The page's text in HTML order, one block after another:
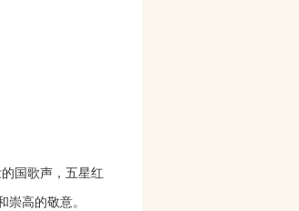
国歌声，五星红
高的敬意。